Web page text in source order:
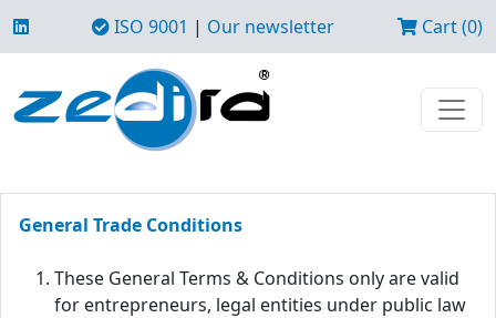
ISO 9001 | Our newsletter Cart (0)
General Trade Conditions
These General Terms & Conditions only are valid
for entrepreneurs, legal entities under public law